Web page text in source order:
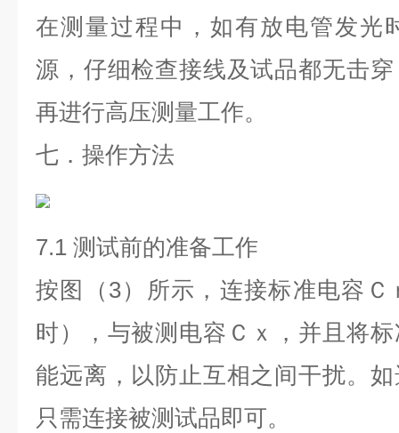
在测量过程中，如有放电管发光
源，仔细检查接线及试品都无击
再进行高压测量工作。
七．操作方法
7.1 测试前的准备工作
按图（3）所示，连接标准电容
时），与被测电容Ｃｘ，并且将
能远离，以防止互相之间干扰。
只需连接被测试品即可。